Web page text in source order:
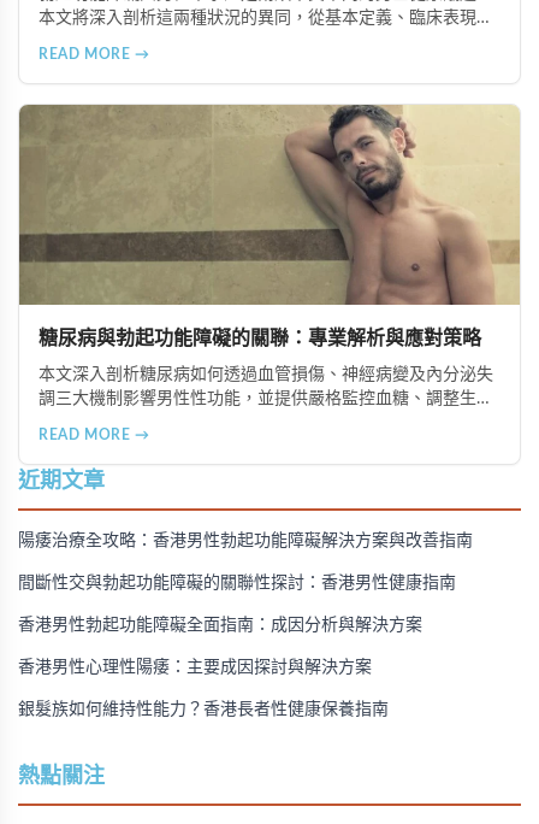
本文將深入剖析這兩種狀況的異同，從基本定義、臨床表現、
READ MORE →
糖尿病與勃起功能障礙的關聯：專業解析與應對策略
本文深入剖析糖尿病如何透過血管損傷、神經病變及內分泌失
調三大機制影響男性性功能，並提供嚴格監控血糖、調整生活
READ MORE →
近期文章
陽痿治療全攻略：香港男性勃起功能障礙解決方案與改善指南
間斷性交與勃起功能障礙的關聯性探討：香港男性健康指南
香港男性勃起功能障礙全面指南：成因分析與解決方案
香港男性心理性陽痿：主要成因探討與解決方案
銀髮族如何維持性能力？香港長者性健康保養指南
熱點關注